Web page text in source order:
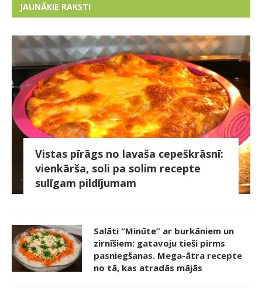
JAUNĀKIE RAKSTI
Vistas pīrāgs no lavaša cepeškrāsnī:
vienkārša, soli pa solim recepte
sulīgam pildījumam
Salāti “Minūte” ar burkāniem un
zirnīšiem: gatavoju tieši pirms
pasniegšanas. Mega-ātra recepte
no tā, kas atradās mājās